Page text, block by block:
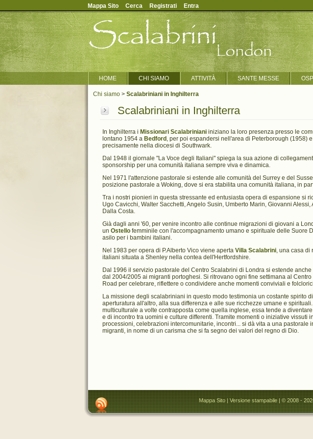
HOME CHI SIAMO ATTIVITÀ SANTE MESSE
Chi siamo > Scalabriniani in Inghilterra
Scalabriniani in Inghilterra
In Inghilterra i Missionari Scalabriniani iniziano la loro presenza presso le
lontano 1954 a Bedford , per poi espandersi nell'area di Peterborough (1958)
precisamente nella diocesi di Southwark.
Dal 1948 il giornale "La Voce degli Italiani" spiega la sua azione di
sponsorship per una comunità italiana sempre viva e dinamica.
Nel 1971 l'attenzione pastorale si estende alle comunità del Surrey e del
posizione pastorale a Woking, dove si era stabilita una comunità italiana, in
Tra i nostri pionieri in questa stressante ed entusiasta opera di espansione si
Ugo Cavicchi, Walter Sacchetti, Angelo Susin, Umberto Marin, Giovanni Alessi,
Dalla Costa.
Già dagli anni '60, per venire incontro alle continue migrazioni di giovani a
un Ostello femminile con l'accompagnamento umano e spirituale delle Suore
asilo per i bambini italiani.
Nel 1983 per opera di P.Alberto Vico viene aperta Villa Scalabrini, una casa di
italiani situata a Shenley nella contea dell'Hertfordshire.
Dal 1996 il servizio pastorale del Centro Scalabrini di Londra si estende
dal 2004/2005 ai migranti portoghesi. Si ritrovano ogni fine settimana al
Road per celebrare, riflettere o condividere anche momenti conviviali e
La missione degli scalabriniani in questo modo testimonia un costante spirito
aperturatura all'altro, alla sua differenza e alle sue ricchezze umane e
multiculturale a volte contrapposta come quella inglese, essa tende a
e di incontro tra uomini e culture differenti. Tramite momenti o iniziative vissuti
processioni, celebrazioni intercomunitarie, incontri... si dà vita a una pastorale
migranti, in nome di un carisma che si fa segno dei valori del regno di Dio.
Mappa Sito|Versione stampabile| © 2008 -
Mappa Sito Cerca Registrati Entra